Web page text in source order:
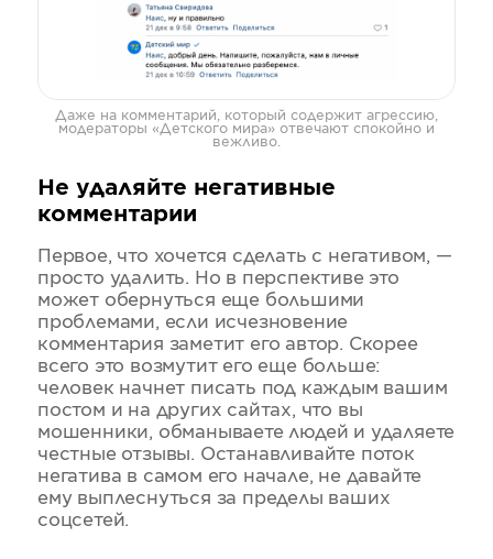
Даже на комментарий, который содержит агрессию,
модераторы «Детского мира» отвечают спокойно и
вежливо.
Не удаляйте негативные
комментарии
Первое, что хочется сделать с негативом, —
просто удалить. Но в перспективе это
может обернуться еще большими
проблемами, если исчезновение
комментария заметит его автор. Скорее
всего это возмутит его еще больше:
человек начнет писать под каждым вашим
постом и на других сайтах, что вы
мошенники, обманываете людей и удаляете
честные отзывы. Останавливайте поток
негатива в самом его начале, не давайте
ему выплеснуться за пределы ваших
соцсетей.